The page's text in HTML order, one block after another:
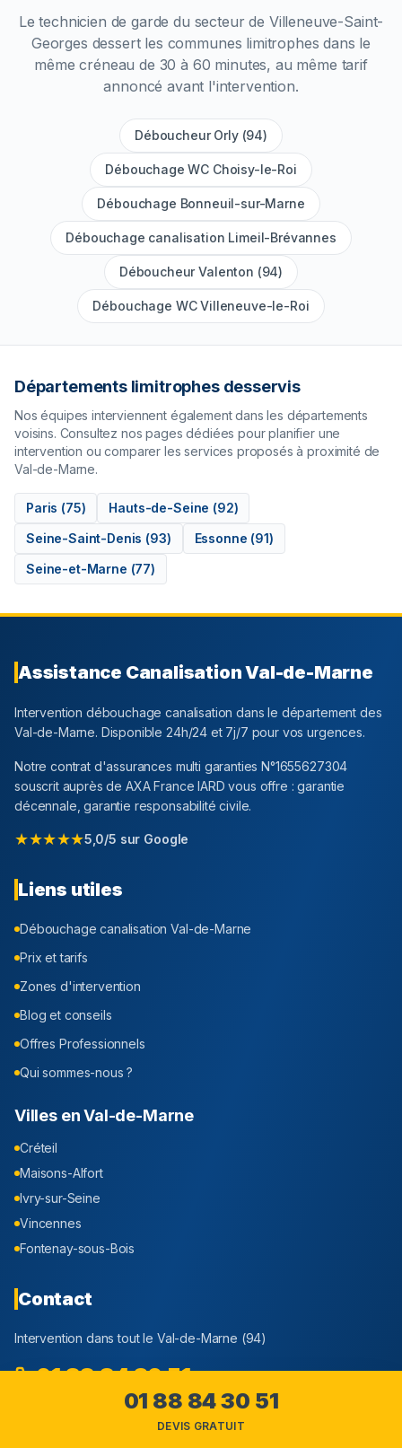
Le technicien de garde du secteur de Villeneuve-Saint-
Georges dessert les communes limitrophes dans le
même créneau de 30 à 60 minutes, au même tarif
annoncé avant l'intervention.
Déboucheur Orly (94)
Débouchage WC Choisy-le-Roi
Débouchage Bonneuil-sur-Marne
Débouchage canalisation Limeil-Brévannes
Déboucheur Valenton (94)
Débouchage WC Villeneuve-le-Roi
Départements limitrophes desservis
Nos équipes interviennent également dans les départements
voisins. Consultez nos pages dédiées pour planifier une
intervention ou comparer les services proposés à proximité de
Val-de-Marne.
Paris (75) Hauts-de-Seine (92)
Seine-Saint-Denis (93) Essonne (91)
Seine-et-Marne (77)
Assistance CanalisationVal-de-Marne
Intervention débouchage canalisation dans le département des
Val-de-Marne. Disponible 24h/24 et 7j/7 pour vos urgences.
Notre contrat d'assurances multi garanties N°1655627304
souscrit auprès de AXA France IARD vous offre : garantie
décennale, garantie responsabilité civile.
★★★★★5,0/5 sur Google
Liens utiles
Débouchage canalisationVal-de-Marne
Prix et tarifs
Zones d'intervention
Blog et conseils
Offres Professionnels
Qui sommes-nous ?
Villes enVal-de-Marne
Créteil
Maisons-Alfort
Ivry-sur-Seine
Vincennes
Fontenay-sous-Bois
Contact
Intervention dans tout le Val-de-Marne (94)
01 88 84 30 51
Appel et devis Gratuit01 88 84 30 51
DEVIS GRATUIT